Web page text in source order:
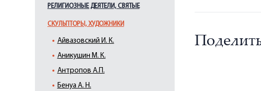
РЕЛИГИОЗНЫЕ ДЕЯТЕЛИ, СВЯТЫЕ
СКУЛЬПТОРЫ, ХУДОЖНИКИ
Айвазовский И. К.
Аникушин М. К.
Антропов А.П.
Бенуа А. Н.